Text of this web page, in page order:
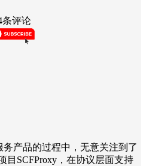
条评论
产品的过程中，无意关注到了
目SCFProxy，在协议层面支持